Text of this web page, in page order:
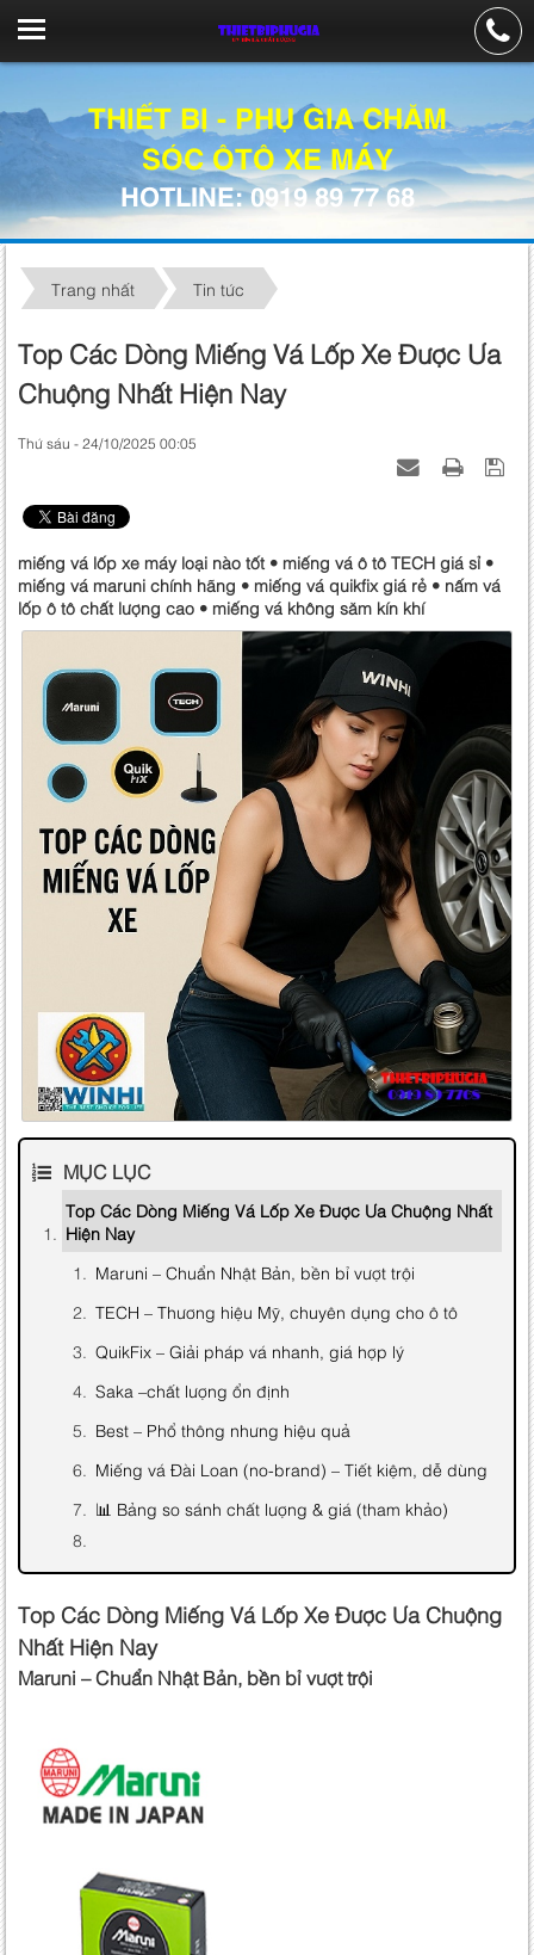
THIẾT BỊ - PHỤ GIA CHĂM
SÓC ÔTÔ XE MÁY
HOTLINE: 0919 89 77 68
Trang nhất Tin tức
Top Các Dòng Miếng Vá Lốp Xe Được Ưa
Chuộng Nhất Hiện Nay
Thứ sáu - 24/10/2025 00:05
miếng vá lốp xe máy loại nào tốt • miếng vá ô tô TECH giá sỉ •
miếng vá maruni chính hãng • miếng vá quikfix giá rẻ • nấm vá
lốp ô tô chất lượng cao • miếng vá không săm kín khí
MỤC LỤC
Top Các Dòng Miếng Vá Lốp Xe Được Ưa Chuộng Nhất
Hiện Nay
Maruni – Chuẩn Nhật Bản, bền bỉ vượt trội
TECH – Thương hiệu Mỹ, chuyên dụng cho ô tô
QuikFix – Giải pháp vá nhanh, giá hợp lý
Saka –chất lượng ổn định
Best – Phổ thông nhưng hiệu quả
Miếng vá Đài Loan (no-brand) – Tiết kiệm, dễ dùng
📊 Bảng so sánh chất lượng & giá (tham khảo)
Hướng dẫn sử dụng chung (vá nguội)
Top Các Dòng Miếng Vá Lốp Xe Được Ưa Chuộng
Nhất Hiện Nay
Maruni – Chuẩn Nhật Bản, bền bỉ vượt trội